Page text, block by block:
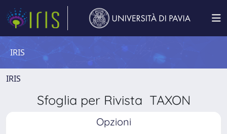
IRIS
IRIS
Sfoglia per Rivista TAXON
Opzioni